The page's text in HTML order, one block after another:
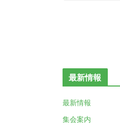
最新情報
最新情報
集会案内